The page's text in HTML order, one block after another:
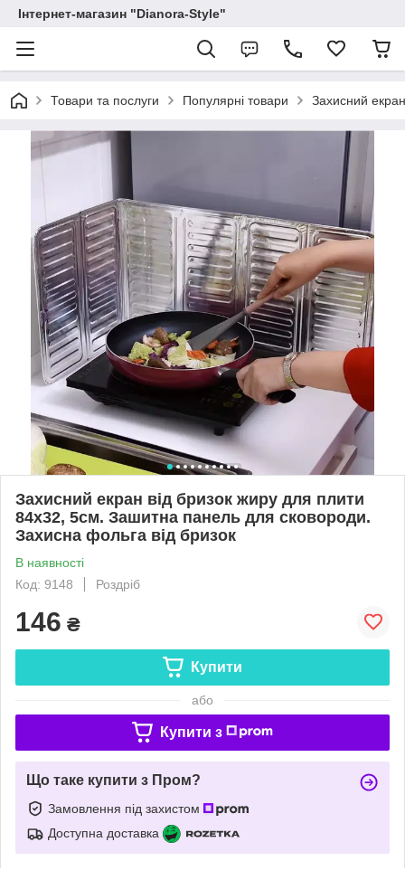
Інтернет-магазин "Dianora-Style"
Товари та послуги Популярні товари Захисний
Захисний екран від бризок жиру для плити
84х32, 5см. Зашитна панель для сковороди.
Захисна фольга від бризок
В наявності
Код: 9148
Роздріб
146 ₴
Купити
або
Купити з
Що таке купити з Пром?
Замовлення під захистом
Доступна доставка